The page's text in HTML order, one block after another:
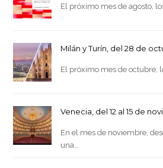
El próximo mes de agosto,
Milán y Turín, del 28 de
El próximo mes de octubre,
Venecia, del 12 al 15 de
En el mes de noviembre,
una…